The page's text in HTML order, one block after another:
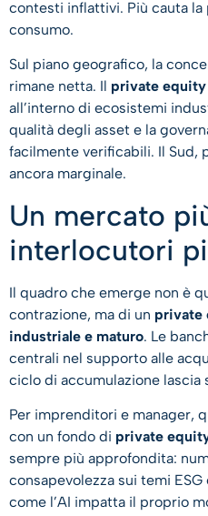
contesti inflattivi. Più cauta la
consumo.
Sul piano geografico, la
rimane netta. Il private equity
all’interno di ecosistemi
qualità degli asset e la
facilmente verificabili. Il Sud,
ancora marginale.
Un mercato
interlocutori
Il quadro che emerge non è
contrazione, ma di un private
industriale e maturo. Le
centrali nel supporto alle
ciclo di accumulazione lascia
Per imprenditori e manager,
con un fondo di private
sempre più approfondita:
consapevolezza sui temi
come l’AI impatta il proprio